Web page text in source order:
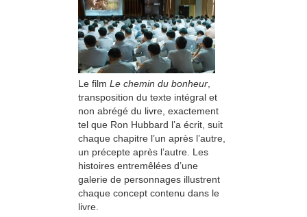
Le film Le chemin du bonheur
transposition du texte intégral et
non abrégé du livre, exactement
tel que Ron Hubbard l’a écrit, suit
chaque chapitre l’un après l’autre,
un précepte après l’autre. Les
histoires entremêlées d’une
galerie de personnages illustrent
chaque concept contenu dans le
livre.